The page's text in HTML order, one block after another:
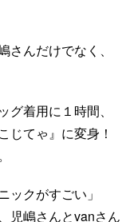
んだけでなく、
着用に１時間、
じてゃ』に変身！
ックがすごい」
児嶋さんとvanさん